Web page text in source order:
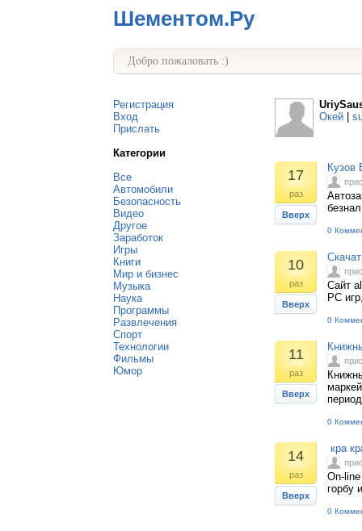
Шементом.Ру
Добро пожаловать :)
Регистрация
Вход
Прислать
Категории
Все
Автомобили
Безопасность
Видео
Другое
Заработок
Игры
Книги
Мир и бизнес
Музыка
Наука
Программы
Развлечения
Спорт
Технологии
Фильмы
Юмор
Окей
17
раз
Вверх
Кузов
безнал
0
10
раз
Вверх
Сайт
PC
0
11
раз
Вверх
0
14
раз
Вверх
кра
On-
горбу
0